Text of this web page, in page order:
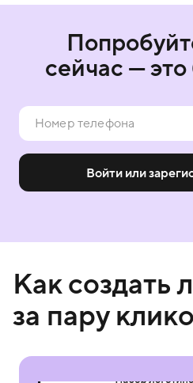
сейчас —
Войти или
Как создать
за пару